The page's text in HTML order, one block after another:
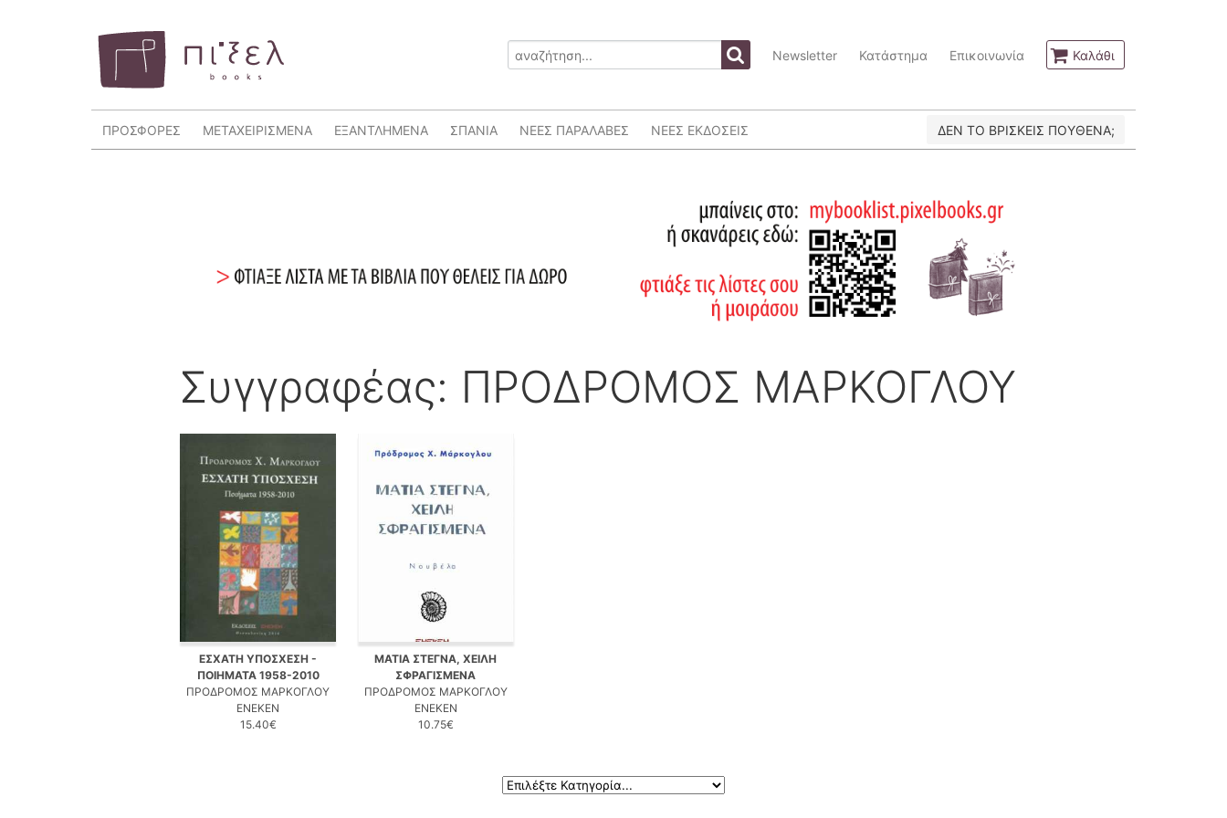
Newsletter Κατάστημα Επικοινωνία Καλάθι
ΠΡΟΣΦΟΡΕΣ ΜΕΤΑΧΕΙΡΙΣΜΕΝΑ ΕΞΑΝΤΛΗΜΕΝΑ ΣΠΑΝΙΑ ΝΕΕΣ ΠΑΡΑΛΑΒΕΣ ΝΕΕΣ ΕΚΔΟΣΕΙΣ ΔΕΝ ΤΟ ΒΡΙΣΚΕΙΣ ΠΟΥΘΕΝΑ;
Συγγραφέας: ΠΡΟΔΡΟΜΟΣ ΜΑΡΚΟΓΛΟΥ
ΕΣΧΑΤΗ ΥΠΟΣΧΕΣΗ -
ΠΟΙΗΜΑΤΑ 1958-2010
ΠΡΟΔΡΟΜΟΣ ΜΑΡΚΟΓΛΟΥ
ΕΝΕΚΕΝ
15.40€
ΜΑΤΙΑ ΣΤΕΓΝΑ, ΧΕΙΛΗ
ΣΦΡΑΓΙΣΜΕΝΑ
ΠΡΟΔΡΟΜΟΣ ΜΑΡΚΟΓΛΟΥ
ΕΝΕΚΕΝ
10.75€